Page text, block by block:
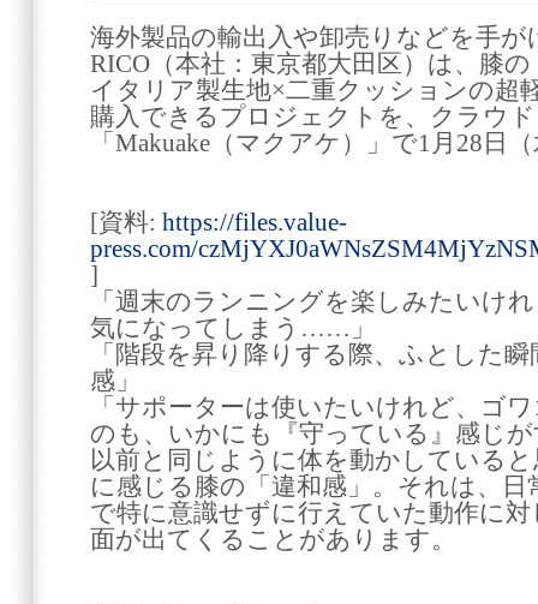
海外製品の輸出入や卸売りなどを手が
RICO（本社：東京都大田区）は、膝
イタリア製生地×二重クッションの超
購入できるプロジェクトを、クラウ
「Makuake（マクアケ）」で1月28日
[資料: https://files.value-
press.com/
]
「週末のランニングを楽しみたいけ
気になってしまう……」
「階段を昇り降りする際、ふとした
感」
「サポーターは使いたいけれど、ゴ
のも、いかにも『守っている』感じ
以前と同じように体を動かしている
に感じる膝の「違和感」。それは、
で特に意識せずに行えていた動作に
面が出てくることがあります。